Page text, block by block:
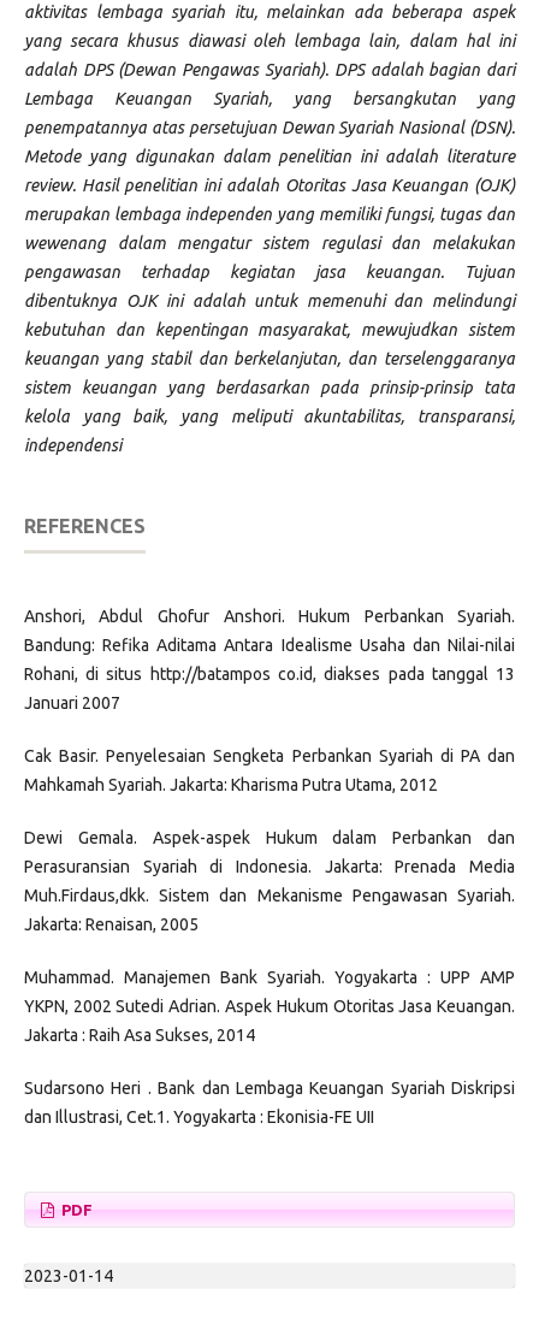
aktivitas lembaga syariah itu, melainkan ada beberapa aspek
yang secara khusus diawasi oleh lembaga lain, dalam hal ini
adalah DPS (Dewan Pengawas Syariah). DPS adalah bagian dari
Lembaga Keuangan Syariah, yang bersangkutan yang
penempatannya atas persetujuan Dewan Syariah Nasional (DSN).
Metode yang digunakan dalam penelitian ini adalah literature
review. Hasil penelitian ini adalah Otoritas Jasa Keuangan (OJK)
merupakan lembaga independen yang memiliki fungsi, tugas dan
wewenang dalam mengatur sistem regulasi dan melakukan
pengawasan terhadap kegiatan jasa keuangan. Tujuan
dibentuknya OJK ini adalah untuk memenuhi dan melindungi
kebutuhan dan kepentingan masyarakat, mewujudkan sistem
keuangan yang stabil dan berkelanjutan, dan terselenggaranya
sistem keuangan yang berdasarkan pada prinsip-prinsip tata
kelola yang baik, yang meliputi akuntabilitas, transparansi,
independensi
REFERENCES
Anshori, Abdul Ghofur Anshori. Hukum Perbankan Syariah.
Bandung: Refika Aditama Antara Idealisme Usaha dan Nilai-nilai
Rohani, di situs http://batampos co.id, diakses pada tanggal 13
Januari 2007
Cak Basir. Penyelesaian Sengketa Perbankan Syariah di PA dan
Mahkamah Syariah. Jakarta: Kharisma Putra Utama, 2012
Dewi Gemala. Aspek-aspek Hukum dalam Perbankan dan
Perasuransian Syariah di Indonesia. Jakarta: Prenada Media
Muh.Firdaus,dkk. Sistem dan Mekanisme Pengawasan Syariah.
Jakarta: Renaisan, 2005
Muhammad. Manajemen Bank Syariah. Yogyakarta : UPP AMP
YKPN, 2002 Sutedi Adrian. Aspek Hukum Otoritas Jasa Keuangan.
Jakarta : Raih Asa Sukses, 2014
Sudarsono Heri . Bank dan Lembaga Keuangan Syariah Diskripsi
dan Illustrasi, Cet.1. Yogyakarta : Ekonisia-FE UII
PDF
2023-01-14